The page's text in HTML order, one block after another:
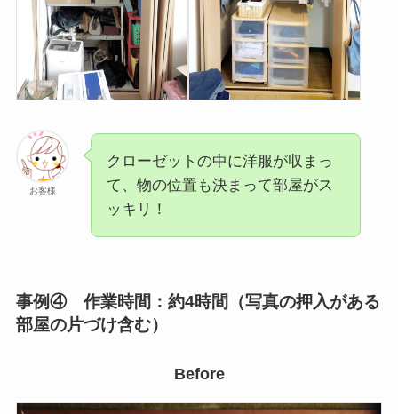
お客様
クローゼットの中に洋服が収まっ
て、物の位置も決まって部屋がス
ッキリ！
事例④ 作業時間：約4時間（写真の押入がある
部屋の片づけ含む）
Before